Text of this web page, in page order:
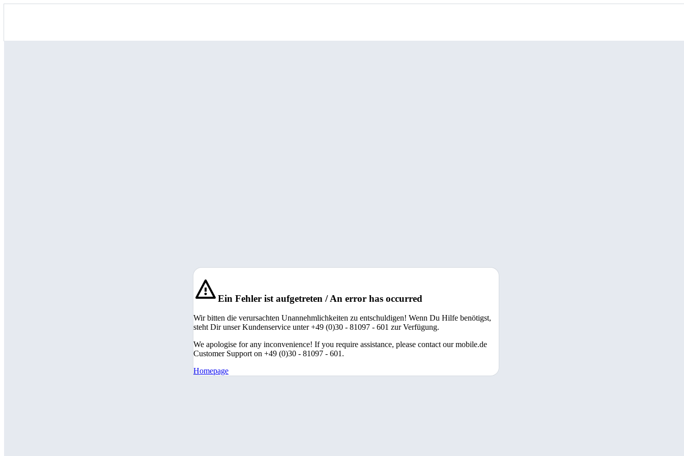
Ein Fehler ist aufgetreten / An error has occurred
Wir bitten die verursachten Unannehmlichkeiten zu entschuldigen! Wenn Du Hilfe benötigst,
steht Dir unser Kundenservice unter +49 (0)30 - 81097 - 601 zur Verfügung.
We apologise for any inconvenience! If you require assistance, please contact our mobile.de
Customer Support on +49 (0)30 - 81097 - 601.
Homepage